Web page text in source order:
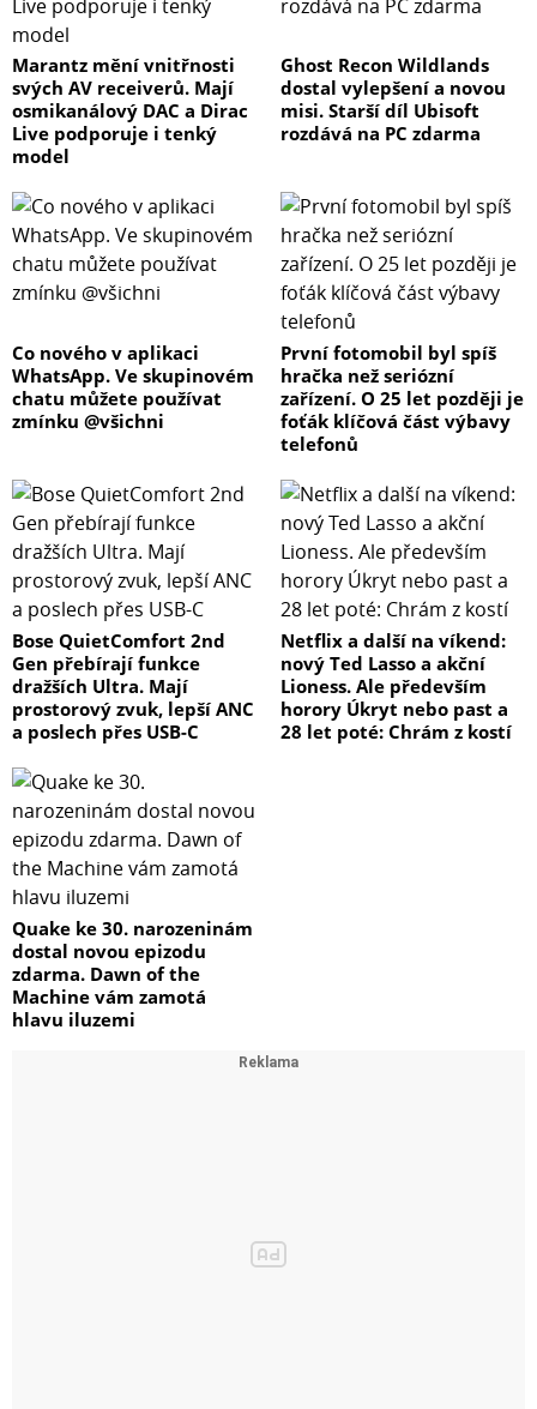
Marantz mění vnitřnosti
svých AV receiverů. Mají
osmikanálový DAC a Dirac
Live podporuje i tenký
model
Ghost Recon Wildlands
dostal vylepšení a novou
misi. Starší díl Ubisoft
rozdává na PC zdarma
Co nového v aplikaci
WhatsApp. Ve skupinovém
chatu můžete používat
zmínku @všichni
První fotomobil byl spíš
hračka než seriózní
zařízení. O 25 let později je
foťák klíčová část výbavy
telefonů
Bose QuietComfort 2nd
Gen přebírají funkce
dražších Ultra. Mají
prostorový zvuk, lepší ANC
a poslech přes USB-C
Netflix a další na víkend:
nový Ted Lasso a akční
Lioness. Ale především
horory Úkryt nebo past a
28 let poté: Chrám z kostí
Quake ke 30. narozeninám
dostal novou epizodu
zdarma. Dawn of the
Machine vám zamotá
hlavu iluzemi